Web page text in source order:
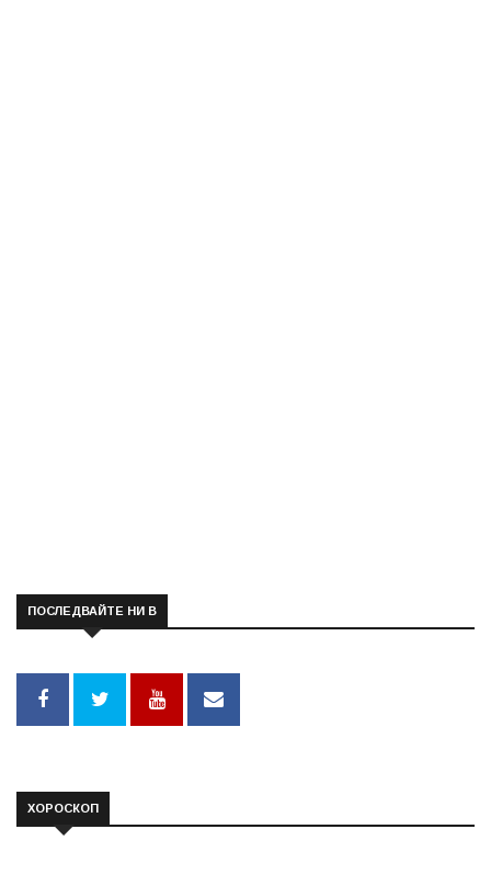
ПОСЛЕДВАЙТЕ НИ В
ХОРОСКОП